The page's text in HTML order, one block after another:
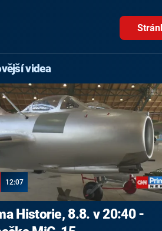
videa
12:07
Historie, 8.8. v 20:40 -